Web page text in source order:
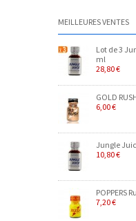
MEILLEURES VENTES
Lot de 3
ml
28,80 €
GOLD
6,00 €
Jungle
10,80 €
POPPERS
7,20 €